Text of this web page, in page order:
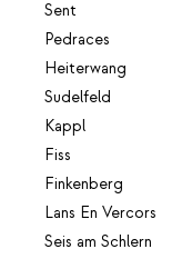
Sent
Pedraces
Heiterwang
Sudelfeld
Kappl
Fiss
Finkenberg
Lans En Vercors
Seis am Schlern